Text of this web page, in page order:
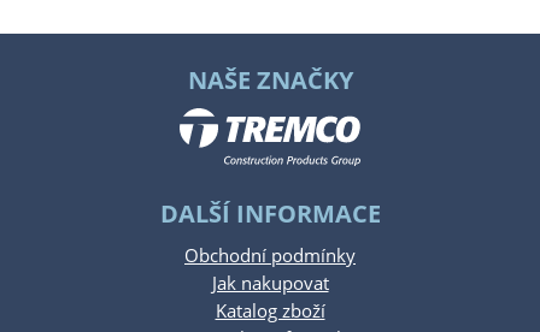
NAŠE ZNAČKY
DALŠÍ INFORMACE
Obchodní podmínky
Jak nakupovat
Katalog zboží